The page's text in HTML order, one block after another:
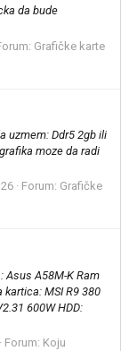
da bude
Grafičke karte
uzmem: Ddr5 2gb ili
moze da radi
Forum: Grafičke
Asus A58M-K Ram
MSI R9 380
600W HDD:
Forum: Koju